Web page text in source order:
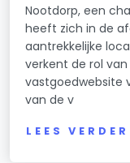
Nootdorp, een
heeft zich in de
aantrekkelijke
verkent de rol
vastgoedwebsite
van de v
LEES VERDER